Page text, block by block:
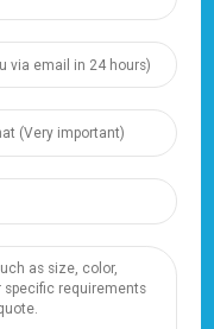
보유.
호